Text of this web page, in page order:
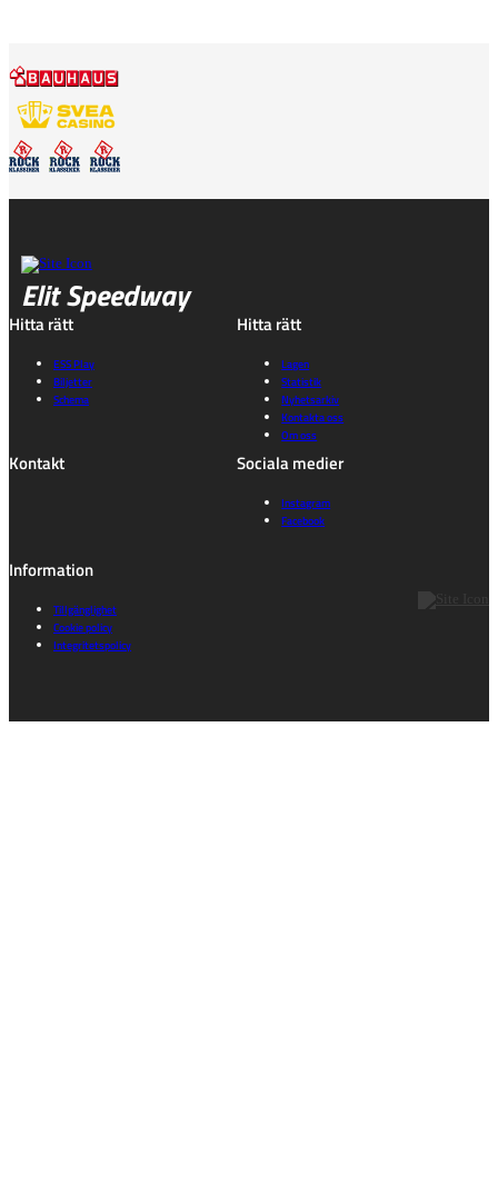
Elit Speedway
Hitta rätt
ESS Play
Biljetter
Schema
Hitta rätt
Lagen
Statistik
Nyhetsarkiv
Kontakta oss
Om oss
Kontakt Sociala medier
Instagram
Facebook
Information
Tillgänglighet
Cookie policy
Integritetspolicy